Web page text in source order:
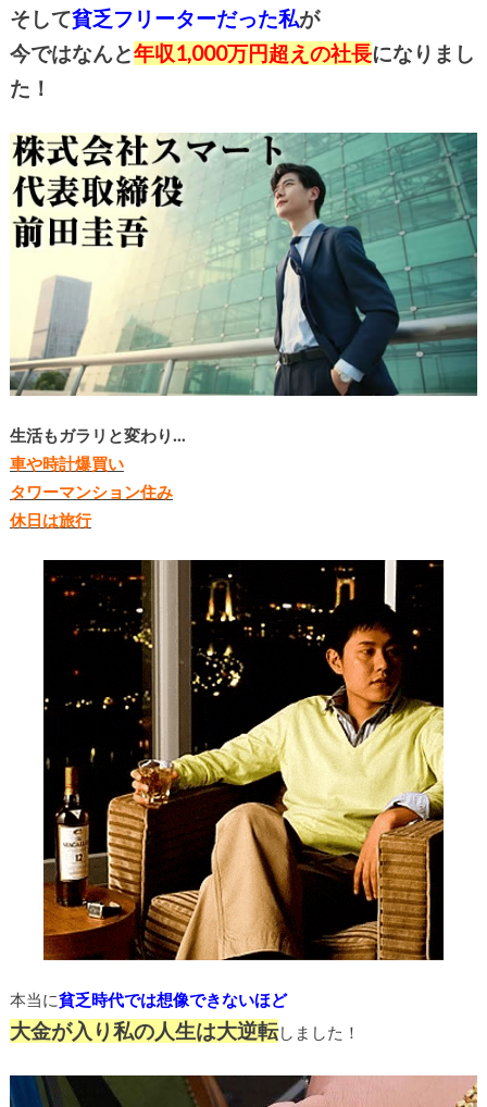
そして貧乏フリーターだった私が
今ではなんと年収1,000万円超えの社長になりまし
た！
生活もガラリと変わり…
車や時計爆買い
タワーマンション住み
休日は旅行
本当に貧乏時代では想像できないほど
大金が入り私の人生は大逆転しました！